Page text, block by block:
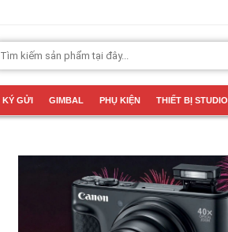
KÝ GỬI GIMBAL PHỤ KIỆN THIẾT BỊ STUDIO